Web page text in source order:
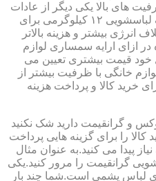
های بالا یکی دیگر از عادات
نادرست مشتریان ایرانی است.یک لباسشویی ١٢ کیلوگرمی برای
اتلاف انرژی بیشتر و هزینه بالاتر
در ازای ارایه سمساری لوازم
خود قیمت بیشتری تعیین می
خانگی با ظرفیت بیشتر از
خرید کالا و پرداخت هزینه
و گرانقیمت دارید شک نکنید
را برای گزینه هایی پرداخت
پیدا می کنید.به عنوان مثال
گرانقیمت را مرور کنید.یکی
لباس پشمی است.شما چند بار